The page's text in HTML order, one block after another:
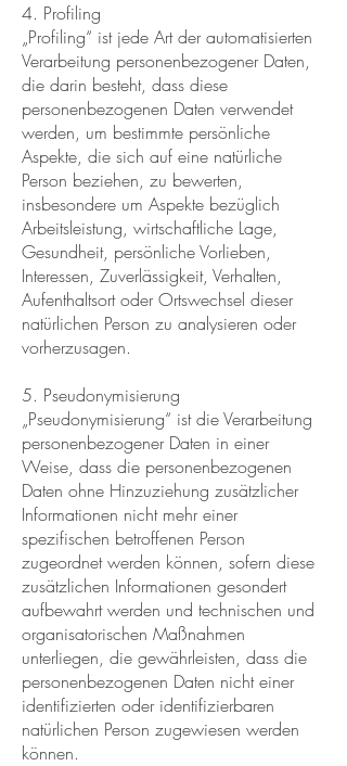
4. Profiling
„Profiling“ ist jede Art der automatisierten
Verarbeitung personenbezogener Daten,
die darin besteht, dass diese
personenbezogenen Daten verwendet
werden, um bestimmte persönliche
Aspekte, die sich auf eine natürliche
Person beziehen, zu bewerten,
insbesondere um Aspekte bezüglich
Arbeitsleistung, wirtschaftliche Lage,
Gesundheit, persönliche Vorlieben,
Interessen, Zuverlässigkeit, Verhalten,
Aufenthaltsort oder Ortswechsel dieser
natürlichen Person zu analysieren oder
vorherzusagen.
5. Pseudonymisierung
„Pseudonymisierung“ ist die Verarbeitung
personenbezogener Daten in einer
Weise, dass die personenbezogenen
Daten ohne Hinzuziehung zusätzlicher
Informationen nicht mehr einer
spezifischen betroffenen Person
zugeordnet werden können, sofern diese
zusätzlichen Informationen gesondert
aufbewahrt werden und technischen und
organisatorischen Maßnahmen
unterliegen, die gewährleisten, dass die
personenbezogenen Daten nicht einer
identifizierten oder identifizierbaren
natürlichen Person zugewiesen werden
können.